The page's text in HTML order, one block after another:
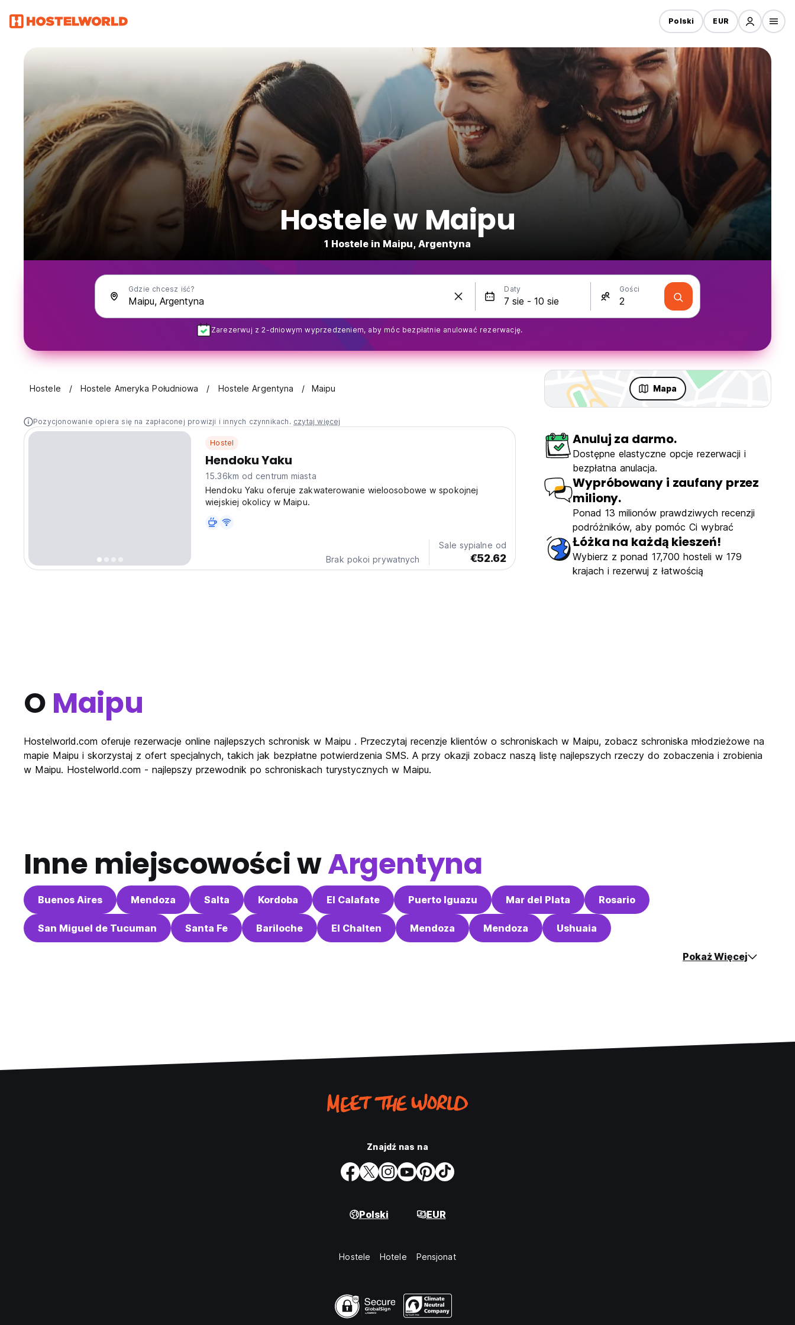
Polski EUR
Hostele w Maipu
1 Hostele in Maipu, Argentyna
Gdzie chcesz iść? Daty Gości
Zarezerwuj z 2-dniowym wyprzedzeniem, aby móc bezpłatnie anulować rezerwację.
Hostele Hostele Ameryka Południowa Hostele Argentyna Maipu Mapa
Pozycjonowanie opiera się na zapłaconej prowizji i innych czynnikach. czytaj więcej
Hostel
Hendoku Yaku
15.36km od centrum miasta
Hendoku Yaku oferuje zakwaterowanie wieloosobowe w spokojnej
wiejskiej okolicy w Maipu.
Brak pokoi prywatnych
Sale sypialne od
€52.62
Anuluj za darmo.
Dostępne elastyczne opcje rezerwacji i
bezpłatna anulacja.
Wypróbowany i zaufany przez
miliony.
Ponad 13 milionów prawdziwych recenzji
podróżników, aby pomóc Ci wybrać
Łóżka na każdą kieszeń!
Wybierz z ponad 17,700 hosteli w 179
krajach i rezerwuj z łatwością
O Maipu
Hostelworld.com oferuje rezerwacje online najlepszych schronisk w Maipu . Przeczytaj recenzje klientów o schroniskach w Maipu, zobacz schroniska młodzieżowe na
mapie Maipu i skorzystaj z ofert specjalnych, takich jak bezpłatne potwierdzenia SMS. A przy okazji zobacz naszą listę najlepszych rzeczy do zobaczenia i zrobienia
w Maipu. Hostelworld.com - najlepszy przewodnik po schroniskach turystycznych w Maipu.
Inne miejscowości wArgentyna
Buenos Aires Mendoza Salta Kordoba El Calafate Puerto Iguazu Mar del Plata Rosario
San Miguel de Tucuman Santa Fe Bariloche El Chalten Mendoza Mendoza Ushuaia
Pokaż Więcej
Znajdź nas na
Polski EUR
Hostele Hotele Pensjonat